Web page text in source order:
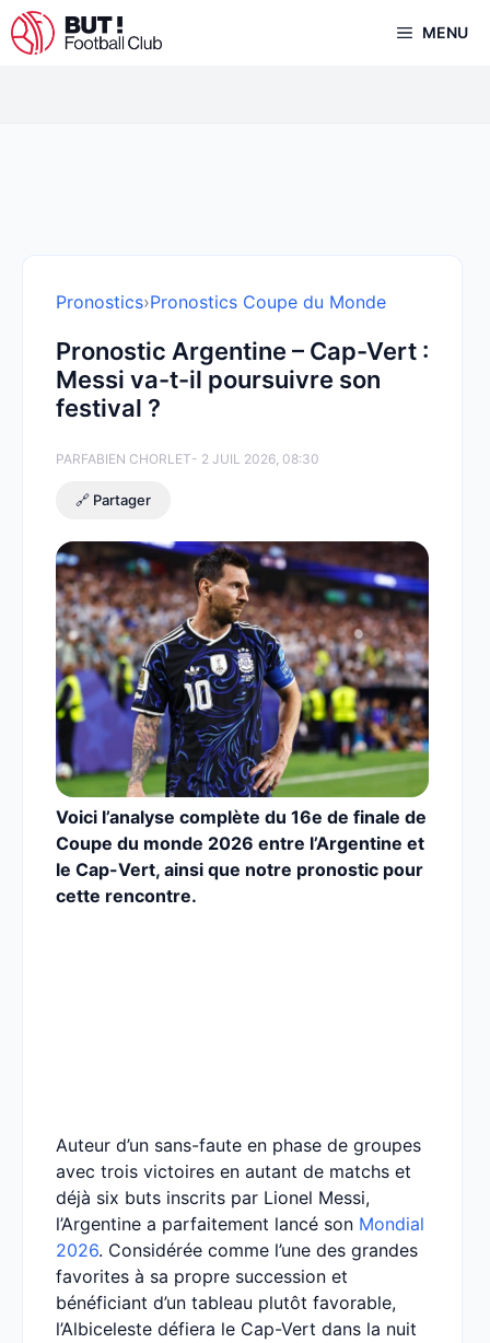
Aller
au
MENU
Pronostics›Pronostics Coupe du Monde
Pronostic Argentine – Cap-Vert :
Messi va-t-il poursuivre son
festival ?
PARFABIEN CHORLET- 2 JUIL 2026, 08:30
🔗 Partager
Voici l’analyse complète du 16e de finale de
Coupe du monde 2026 entre l’Argentine et
le Cap-Vert, ainsi que notre pronostic pour
cette rencontre.
Auteur d’un sans-faute en phase de groupes
avec trois victoires en autant de matchs et
déjà six buts inscrits par Lionel Messi,
l’Argentine a parfaitement lancé son Mondial
2026. Considérée comme l’une des grandes
favorites à sa propre succession et
bénéficiant d’un tableau plutôt favorable,
l’Albiceleste défiera le Cap-Vert dans la nuit